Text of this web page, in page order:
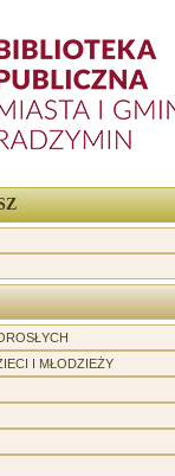
I MŁODZIEŻY